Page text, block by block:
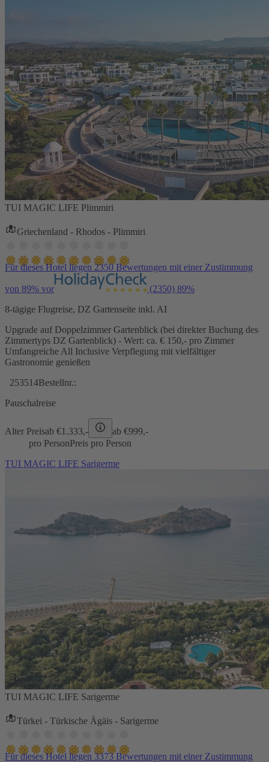
TUI MAGIC LIFE Plimmiri
Griechenland - Rhodos - Plimmiri
Für dieses Hotel liegen 2350 Bewertungen mit einer Zustimmung
von 89% vor (2350) 89%
8-tägige Flugreise, DZ Gartenseite inkl. AI
Upgrade auf Doppelzimmer Gartenblick (bei direkter Buchung des
Zimmertyps DZ Gartenblick) - Wert: ca. € 150,- pro Zimmer
Umfangreiche All Inclusive Verpflegung mit vielfältiger
Gastronomie genießen
253514Bestellnr.:
Pauschalreise
Alter Preisab €1.333,- ab €999,-
pro PersonPreis pro Person
TUI MAGIC LIFE Sarigerme
TUI MAGIC LIFE Sarigerme
Türkei - Türkische Ägäis - Sarigerme
Für dieses Hotel liegen 3373 Bewertungen mit einer Zustimmung